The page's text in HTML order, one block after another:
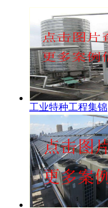
工业特种工程集锦